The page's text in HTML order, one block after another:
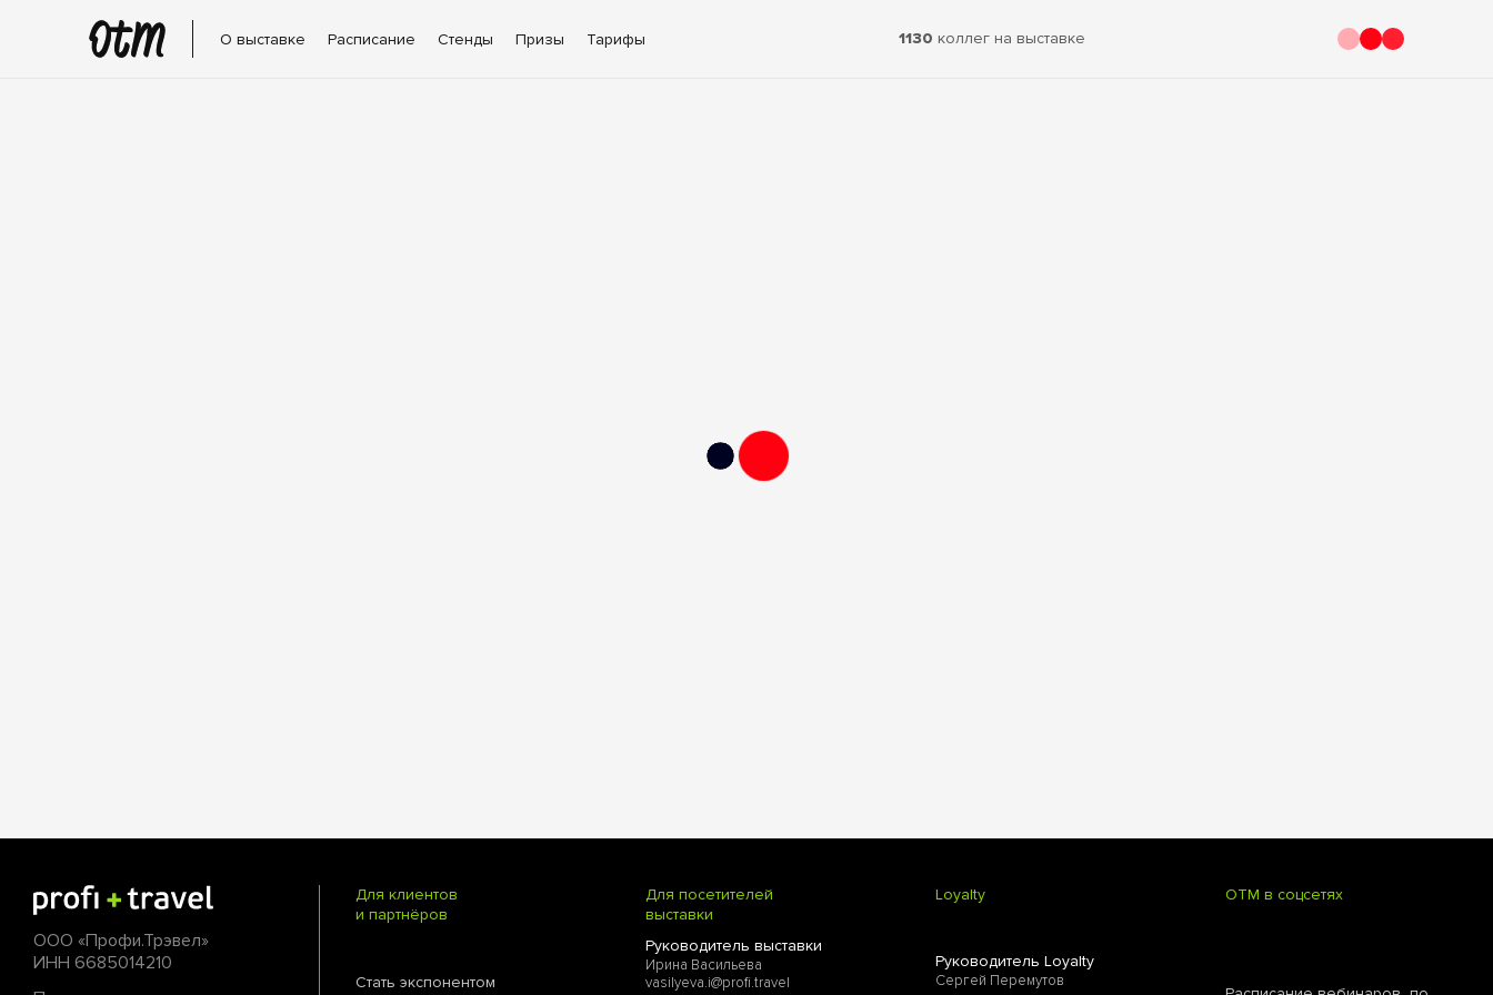
О выставке Расписание Стенды Призы Тарифы 1130 коллег на выставке
ООО «Профи.Трэвел»
ИНН 6685014210
Для клиентов
и партнёров
Стать экспонентом
Для посетителей
выставки
Руководитель выставки
Ирина Васильева
vasilyeva.i@profi.travel
Loyalty
Руководитель Loyalty
Сергей Перемутов
OTM в соцсетях